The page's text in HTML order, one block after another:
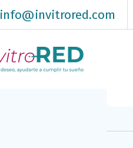
info@invitrored.com